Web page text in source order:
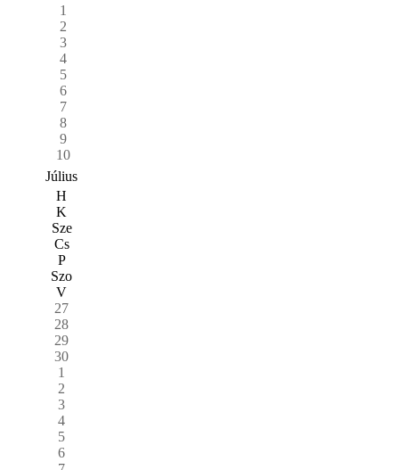
1
2
3
4
5
6
7
8
9
10
Július
H
K
Sze
Cs
P
Szo
V
27
28
29
30
1
2
3
4
5
6